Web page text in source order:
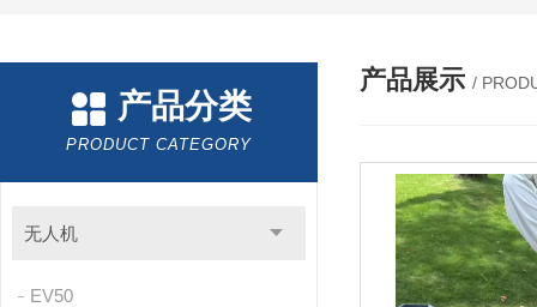
产品分类
PRODUCT CATEGORY
无人机
EV50
产品展示 /